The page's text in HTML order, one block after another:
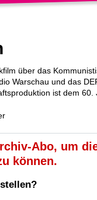
über das
Warschau und das
ist dem 60.
Abo, um
können.